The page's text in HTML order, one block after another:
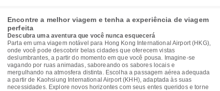
Encontre a melhor viagem e tenha a experiência de viagem
perfeita
Descubra uma aventura que você nunca esquecerá
Parta em uma viagem notável para Hong Kong International Airport (HKG),
onde você pode descobrir belas cidades que oferecem vistas
deslumbrantes, a partir do momento em que você pousa. Imagine-se
vagando por ruas animadas, saboreando os sabores locais e
mergulhando na atmosfera distinta. Escolha a passagem aérea adequada
a partir de Kaohsiung International Airport (KHH), adaptada às suas
necessidades. Explore novos horizontes com seus entes queridos e torne